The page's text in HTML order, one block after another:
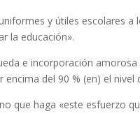
y útiles escolares a
la educación».
e incorporación
del 90 % (en) el nivel
que haga «este esfuerzo